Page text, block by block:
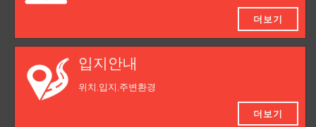
더보기
입지안내
위치,입지,주변환경
더보기